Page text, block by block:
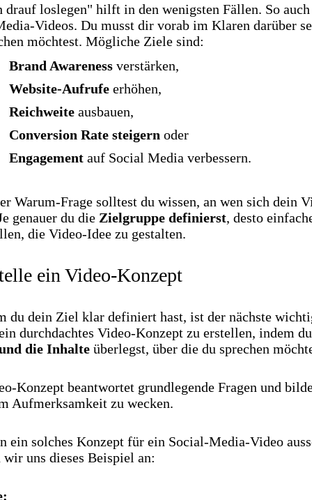
drauf loslegen" hilft in den wenigsten Fällen. So
Videos. Du musst dir vorab im Klaren darüber
möchtest. Mögliche Ziele sind:
Brand Awareness verstärken,
Website-Aufrufe erhöhen,
Reichweite ausbauen,
Conversion Rate steigern oder
Engagement auf Social Media verbessern.
Warum-Frage solltest du wissen, an wen sich dein
genauer du die Zielgruppe definierst, desto
die Video-Idee zu gestalten.
ein Video-Konzept
du dein Ziel klar definiert hast, ist der nächste
durchdachtes Video-Konzept zu erstellen, indem
die Inhalte überlegst, über die du sprechen
Konzept beantwortet grundlegende Fragen und
Aufmerksamkeit zu wecken.
ein solches Konzept für ein Social-Media-Video
wir uns dieses Beispiel an: